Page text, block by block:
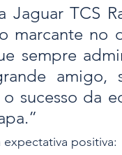
Jaguar TCS
marcante no
sempre
amigo,
sucesso da
positiva: